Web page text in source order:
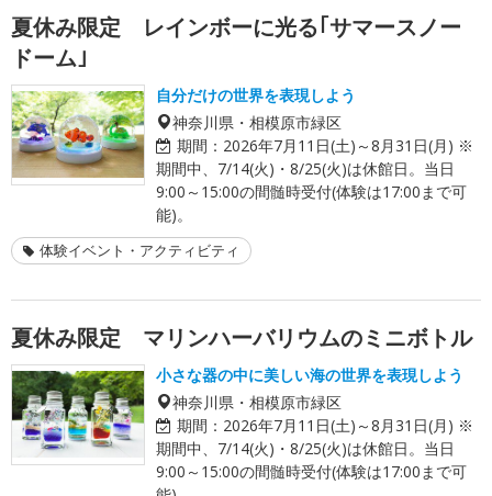
夏休み限定 レインボーに光る｢サマースノー
ドーム｣
自分だけの世界を表現しよう
神奈川県・相模原市緑区
期間： 2026年7月11日(土)～8月31日(月) ※
期間中、7/14(火)・8/25(火)は休館日。当日
9:00～15:00の間髄時受付(体験は17:00まで可
能)。
体験イベント・アクティビティ
夏休み限定 マリンハーバリウムのミニボトル
小さな器の中に美しい海の世界を表現しよう
神奈川県・相模原市緑区
期間： 2026年7月11日(土)～8月31日(月) ※
期間中、7/14(火)・8/25(火)は休館日。当日
9:00～15:00の間髄時受付(体験は17:00まで可